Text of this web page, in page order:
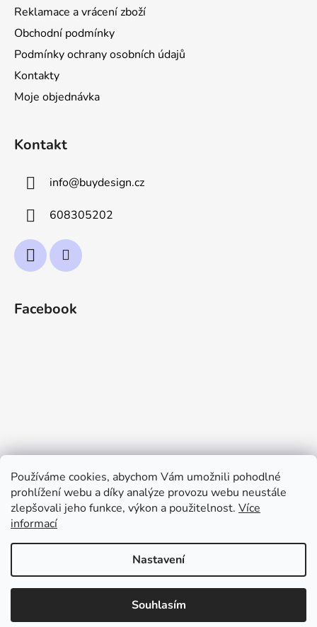
Používáme cookies, abychom Vám umožnili pohodlné
prohlížení webu a díky analýze provozu webu neustále
zlepšovali jeho funkce, výkon a použitelnost. Více
informací
Nastavení
Souhlasím
Reklamace a vrácení zboží
Obchodní podmínky
Podmínky ochrany osobních údajů
Kontakty
Moje objednávka
Kontakt
info@buydesign.cz
608305202
Facebook
Vytvořil Shoptet